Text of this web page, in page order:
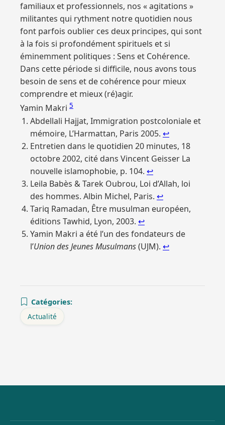
familiaux et professionnels, nos « agitations »
militantes qui rythment notre quotidien nous
font parfois oublier ces deux principes, qui sont
à la fois si profondément spirituels et si
éminemment politiques : Sens et Cohérence.
Dans cette période si difficile, nous avons tous
besoin de sens et de cohérence pour mieux
comprendre et mieux (ré)agir.
Yamin Makri 5
Abdellali Hajjat, Immigration postcoloniale et
mémoire, L’Harmattan, Paris 2005. ↩︎
Entretien dans le quotidien 20 minutes, 18
octobre 2002, cité dans Vincent Geisser La
nouvelle islamophobie, p. 104. ↩︎
Leila Babès & Tarek Oubrou, Loi d’Allah, loi
des hommes. Albin Michel, Paris. ↩︎
Tariq Ramadan, Être musulman européen,
éditions Tawhid, Lyon, 2003. ↩︎
Yamin Makri a été l’un des fondateurs de
l’Union des Jeunes Musulmans(UJM). ↩︎
Catégories:
Actualité